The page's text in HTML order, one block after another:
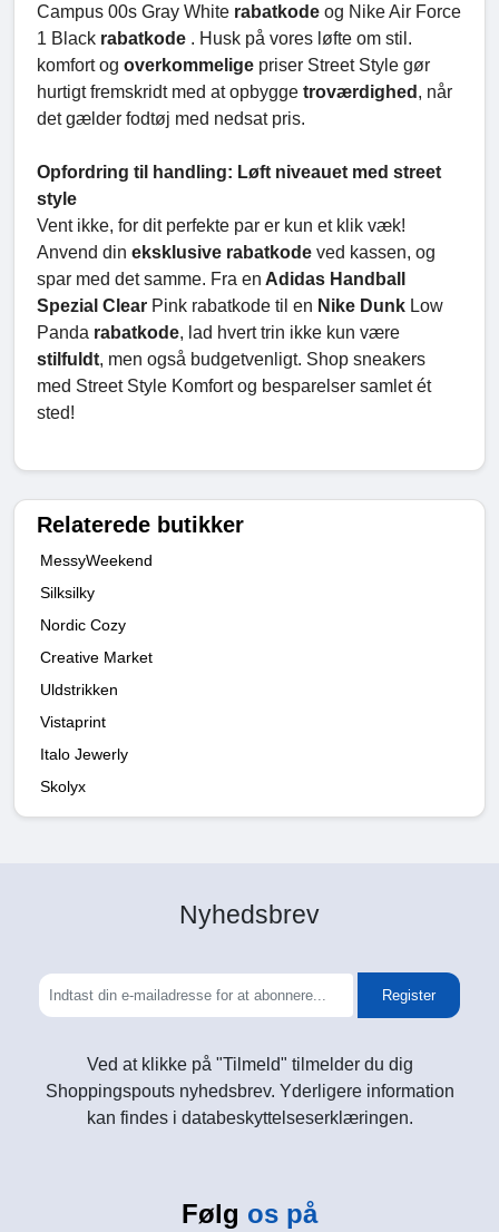
Campus 00s Gray White rabatkode og Nike Air Force
1 Black rabatkode . Husk på vores løfte om stil.
komfort og overkommelige priser Street Style gør
hurtigt fremskridt med at opbygge troværdighed , når
det gælder fodtøj med nedsat pris.
Opfordring til handling: Løft niveauet med street
style
Vent ikke, for dit perfekte par er kun et klik væk!
Anvend din eksklusive rabatkode ved kassen, og
spar med det samme. Fra en Adidas Handball
Spezial Clear Pink rabatkode til en Nike Dunk Low
Panda rabatkode, lad hvert trin ikke kun være
stilfuldt, men også budgetvenligt. Shop sneakers
med Street Style Komfort og besparelser samlet ét
sted!
Relaterede butikker
MessyWeekend
Silksilky
Nordic Cozy
Creative Market
Uldstrikken
Vistaprint
Italo Jewerly
Skolyx
Nyhedsbrev
Register
Ved at klikke på "Tilmeld" tilmelder du dig
Shoppingspouts nyhedsbrev. Yderligere information
kan findes i databeskyttelseserklæringen.
Følg os på